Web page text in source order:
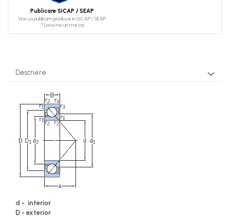
Publicare SICAP / SEAP
Vrei sa publicam produse in SICAP / SEAP
? Lasa-ne un mesaj
Descriere
d - interior
D - exterior